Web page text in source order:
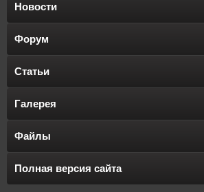
Новости
Форум
Статьи
Галерея
Файлы
Полная версия сайта